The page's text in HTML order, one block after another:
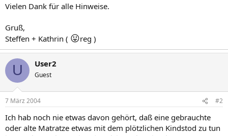
Vielen Dank für alle Hinweise.
Gruß,
Steffen + Kathrin ( 😛reg )
U User2
Guest
7 März 2004 #2
Ich hab noch nie etwas davon gehört, daß eine gebrauchte
oder alte Matratze etwas mit dem plötzlichen Kindstod zu tun